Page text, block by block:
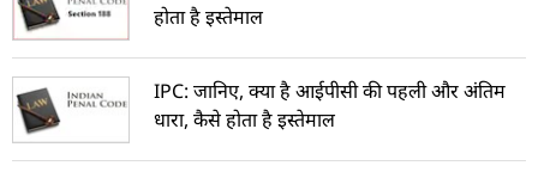
होता है इस्तेमाल
IPC: जानिए, क्या है आईपीसी की पहली और अंतिम
धारा, कैसे होता है इस्तेमाल